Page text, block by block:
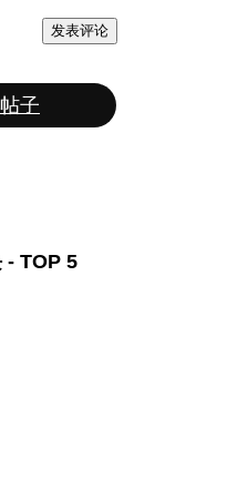
发表评论
子
- TOP 5